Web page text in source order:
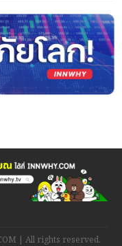
| All rights reserved.